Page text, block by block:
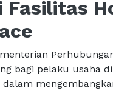
Fasilitas
bagi pelaku usaha